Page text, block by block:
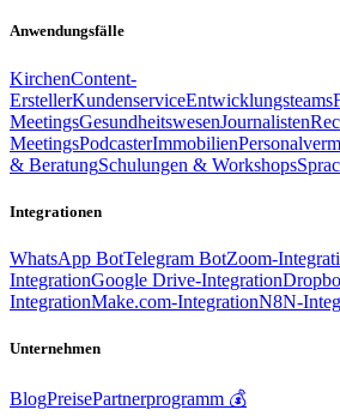
Anwendungsfälle
KirchenContent-
ErstellerKundenserviceEntwicklungsteams
MeetingsGesundheitswesenJournalisten
MeetingsPodcasterImmobilien
& BeratungSchulungen & Workshops
Integrationen
WhatsApp BotTelegram BotZoom-
IntegrationGoogle Drive-Integration
IntegrationMake.com-IntegrationN8N-
Unternehmen
BlogPreisePartnerprogramm 💰